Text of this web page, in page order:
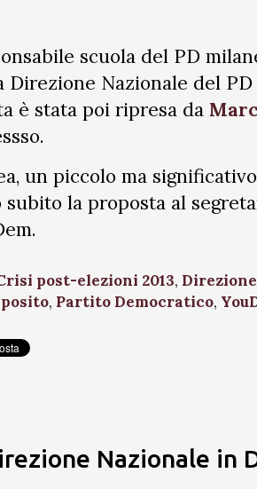
scuola del PD
Nazionale del
è stata poi ripresa da
un piccolo ma
la proposta al
post-elezioni 2013,
, Partito Democratico,
Nazionale in